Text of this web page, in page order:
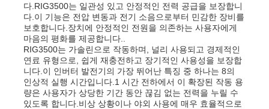
홈
제품 소개
다.RIG3500는 일관성 있고 안정적인 전력 공급을 보장합니
다.이 기능은 전압 변동과 전기 소음으로부터 민감한 장비를
보호합니다.장치에 안정적인 전원을 의존하는 사용자에게
마음의 평화를 제공합니다..
RIG3500는 가솔린으로 작동하며, 널리 사용되고 경제적인
연료 유형으로, 쉽게 재충전하고 장기적인 사용성을 보장합
니다.이 인버터 발전기의 가장 뛰어난 특징 중 하나는 8의
인상적 실행 시간입니다.1 시간 전하에서 이 확장된 작동 용
량은 사용자가 상당한 기간 동안 끊김 없는 전력을 누릴 수
있도록 합니다.비상 상황이나 야외 사용에 매우 효율적으로